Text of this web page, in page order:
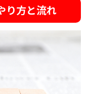
り方と流れ